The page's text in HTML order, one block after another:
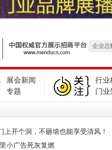
企业总
求
企业总
展会新闻
专题
行业
门业
开个洞，不砸墙也能享受清风！
小广告死灰复燃